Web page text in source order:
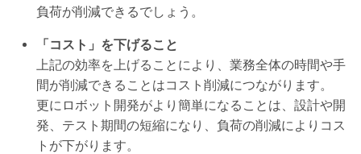
負荷が削減できるでしょう。
「コスト」を下げること
上記の効率を上げることにより、業務全体の時間や手
間が削減できることはコスト削減につながります。
更にロボット開発がより簡単になることは、設計や開
発、テスト期間の短縮になり、負荷の削減によりコス
トが下がります。